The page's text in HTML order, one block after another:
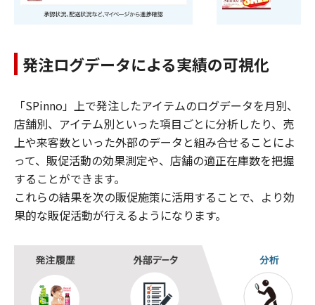
発注ログデータによる実績の可視化
「SPinno」上で発注したアイテムのログデータを月別、
店舗別、アイテム別といった項目ごとに分析したり、売
上や来客数といった外部のデータと組み合せることによ
って、販促活動の効果測定や、店舗の適正在庫数を把握
することができます。
これらの結果を次の販促施策に活用することで、より効
果的な販促活動が行えるようになります。